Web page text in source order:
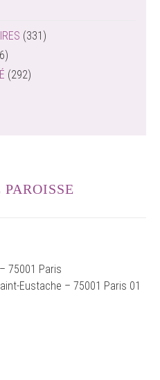
(331)
(292)
PAROISSE
75001 Paris
Eustache – 75001 Paris 01